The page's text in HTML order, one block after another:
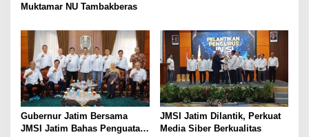
Muktamar NU Tambakberas
Gubernur Jatim Bersama
JMSI Jatim Bahas Penguatan
JMSI Jatim Dilantik, Perkuat
Media Siber Berkualitas